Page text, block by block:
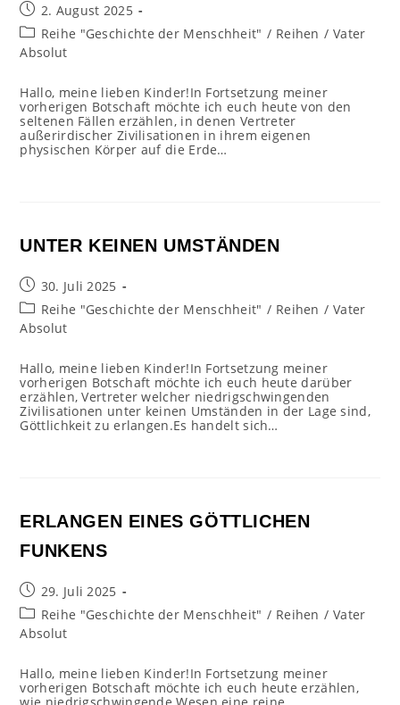
Beitrag
veröffentlicht:
2. August 2025
Beitrags-
Kategorie:
Reihe "Geschichte der Menschheit" / Reihen / Vater
Absolut
Hallo, meine lieben Kinder!In Fortsetzung meiner
vorherigen Botschaft möchte ich euch heute von den
seltenen Fällen erzählen, in denen Vertreter
außerirdischer Zivilisationen in ihrem eigenen
physischen Körper auf die Erde…
UNTER KEINEN UMSTÄNDEN
Beitrag
veröffentlicht:
30. Juli 2025
Beitrags-
Kategorie:
Reihe "Geschichte der Menschheit" / Reihen / Vater
Absolut
Hallo, meine lieben Kinder!In Fortsetzung meiner
vorherigen Botschaft möchte ich euch heute darüber
erzählen, Vertreter welcher niedrigschwingenden
Zivilisationen unter keinen Umständen in der Lage sind,
Göttlichkeit zu erlangen.Es handelt sich…
ERLANGEN EINES GÖTTLICHEN
FUNKENS
Beitrag
veröffentlicht:
29. Juli 2025
Beitrags-
Kategorie:
Reihe "Geschichte der Menschheit" / Reihen / Vater
Absolut
Hallo, meine lieben Kinder!In Fortsetzung meiner
vorherigen Botschaft möchte ich euch heute erzählen,